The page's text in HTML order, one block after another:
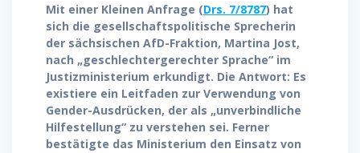
Mit einer Kleinen Anfrage (Drs. 7/8787) hat
sich die gesellschaftspolitische Sprecherin
der sächsischen AfD-Fraktion, Martina Jost,
nach „geschlechtergerechter Sprache“ im
Justizministerium erkundigt. Die Antwort: Es
existiere ein Leitfaden zur Verwendung von
Gender-Ausdrücken, der als „unverbindliche
Hilfestellung“ zu verstehen sei. Ferner
bestätigte das Ministerium den Einsatz von